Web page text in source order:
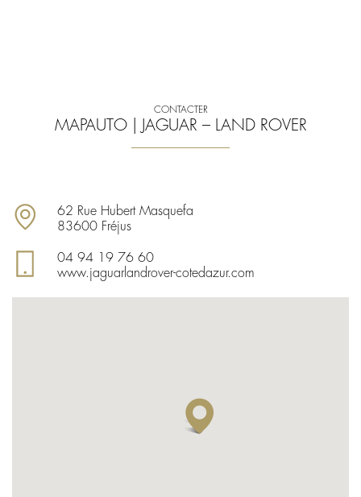
CONTACTER
MAPAUTO | JAGUAR – LAND ROVER
62 Rue Hubert Masquefa
83600 Fréjus
04 94 19 76 60
www.jaguarlandrover-cotedazur.com